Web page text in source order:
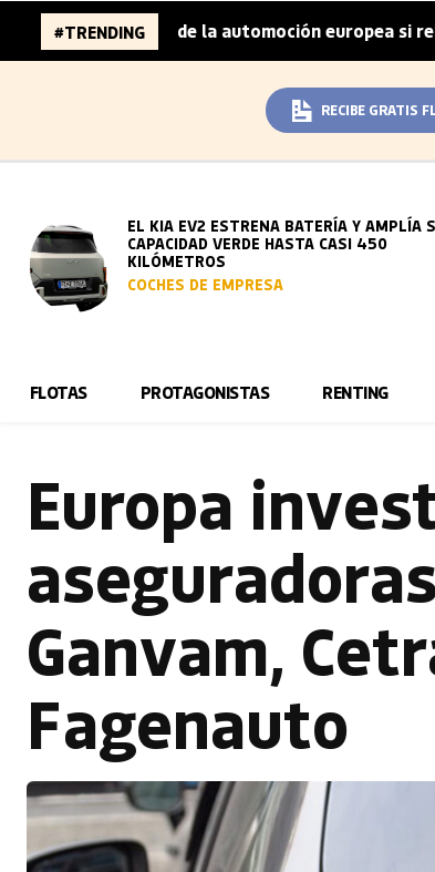
#TRENDING
de la automoción europea si rebaja sus
RECIBE GRATIS
EL KIA EV2 ESTRENA BATERÍA Y AMPLÍA
CAPACIDAD VERDE HASTA CASI 450
KILÓMETROS
COCHES DE EMPRESA
FLOTAS PROTAGONISTAS RENTING
Europa
Ganvam,
Fagenauto